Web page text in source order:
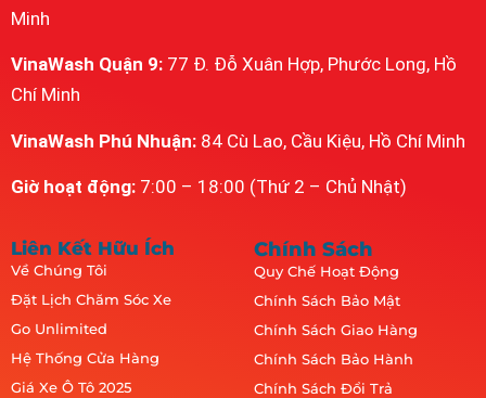
Minh
VinaWash Quận 9: 77 Đ. Đỗ Xuân Hợp, Phước Long, Hồ
Chí Minh
VinaWash Phú Nhuận: 84 Cù Lao, Cầu Kiệu, Hồ Chí Minh
Giờ hoạt động: 7:00 – 18:00 (Thứ 2 – Chủ Nhật)
Liên Kết Hữu Ích
Về Chúng Tôi
Đặt Lịch Chăm Sóc Xe
Go Unlimited
Hệ Thống Cửa Hàng
Giá Xe Ô Tô 2025
Chính Sách
Quy Chế Hoạt Động
Chính Sách Bảo Mật
Chính Sách Giao Hàng
Chính Sách Bảo Hành
Chính Sách Đổi Trả